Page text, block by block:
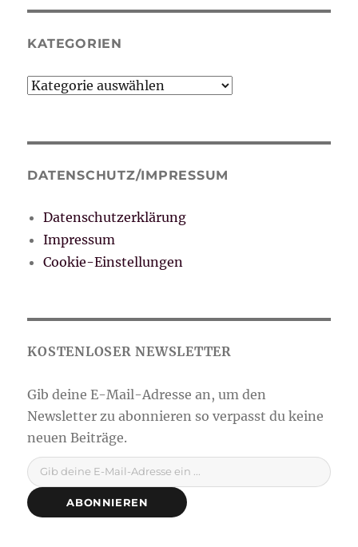
KATEGORIEN
Kategorien
DATENSCHUTZ/IMPRESSUM
Datenschutzerklärung
Impressum
Cookie-Einstellungen
Gib deine E-Mail-Adresse ein ...
ABONNIEREN